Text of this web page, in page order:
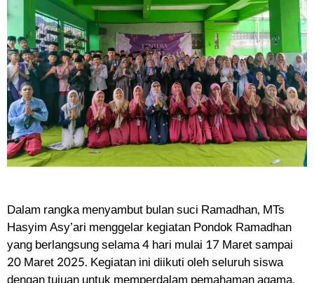
Dalam rangka menyambut bulan suci Ramadhan, MTs
Hasyim Asy’ari menggelar kegiatan Pondok Ramadhan
yang berlangsung selama 4 hari mulai 17 Maret sampai
20 Maret 2025. Kegiatan ini diikuti oleh seluruh siswa